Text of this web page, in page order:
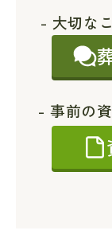
- 大切な
- 事前の